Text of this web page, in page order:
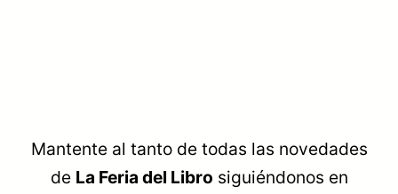
Mantente al tanto de todas las novedades
de La Feria del Libro siguiéndonos en